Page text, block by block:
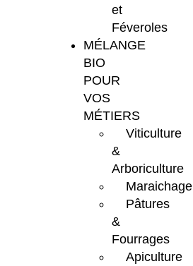
et
Féveroles
MÉLANGE
BIO
POUR
VOS
MÉTIERS
Viticulture
&
Arboriculture
Maraichage
Pâtures
&
Fourrages
Apiculture